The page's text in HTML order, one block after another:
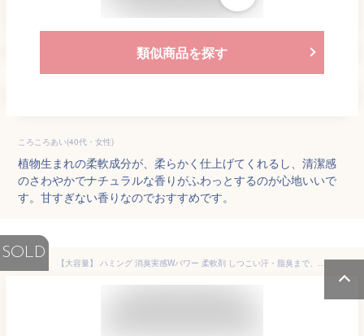
類似商品を探す
ころころあい(40代・女性)
植物生まれの柔軟成分が、柔らかく仕上げてくれるし、清潔感
のさわやかでナチュラルな香りがふわっとするのが心地いいで
す。甘すぎない香りなのでおすすめです。
SOLD
【大容量】 ハミング 消臭実感Wパワー 柔軟剤 しつこい汗・脂臭まで、着用中ず~っと無限消臭 ハーバルデオサボンの香り 詰替え 2,000ml 2袋セット